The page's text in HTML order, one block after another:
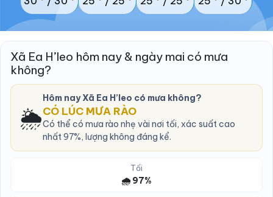
Xã Ea H’leo hôm nay & ngày mai có mưa
không?
🌦️
Hôm nay Xã Ea H’leo có mưa không?
CÓ LÚC MƯA RÀO
Có thể có mưa rào nhẹ vài nơi tối, xác suất cao
nhất 97%, lượng không đáng kể.
Tối
🌧️ 97%